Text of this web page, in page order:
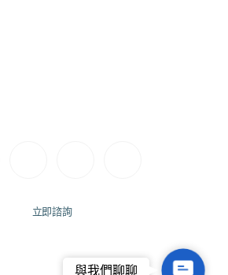
立即諮詢
Contact
與我們聊聊